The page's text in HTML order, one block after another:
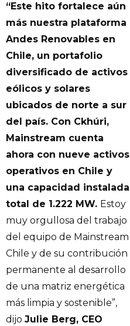
“Este hito fortalece aún
más nuestra plataforma
Andes Renovables en
Chile, un portafolio
diversificado de activos
eólicos y solares
ubicados de norte a sur
del país. Con Ckhúri,
Mainstream cuenta
ahora con nueve activos
operativos en Chile y
una capacidad instalada
total de 1.222 MW. Estoy
muy orgullosa del trabajo
del equipo de Mainstream
Chile y de su contribución
permanente al desarrollo
de una matriz energética
más limpia y sostenible”,
dijo Julie Berg, CEO